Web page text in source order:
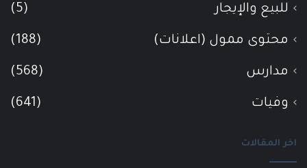
للبيع والإيجار (5)
محتوى ممول (اعلانات) (188)
مدارس (568)
وفيات (641)
اخر المقالات